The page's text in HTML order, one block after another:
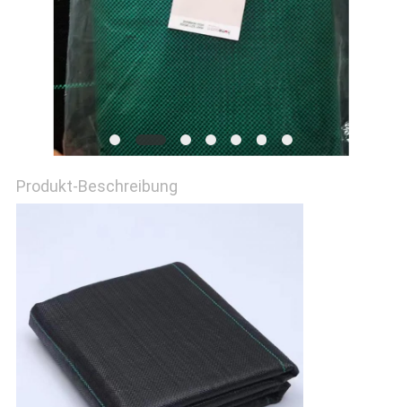
Produkt-Beschreibung